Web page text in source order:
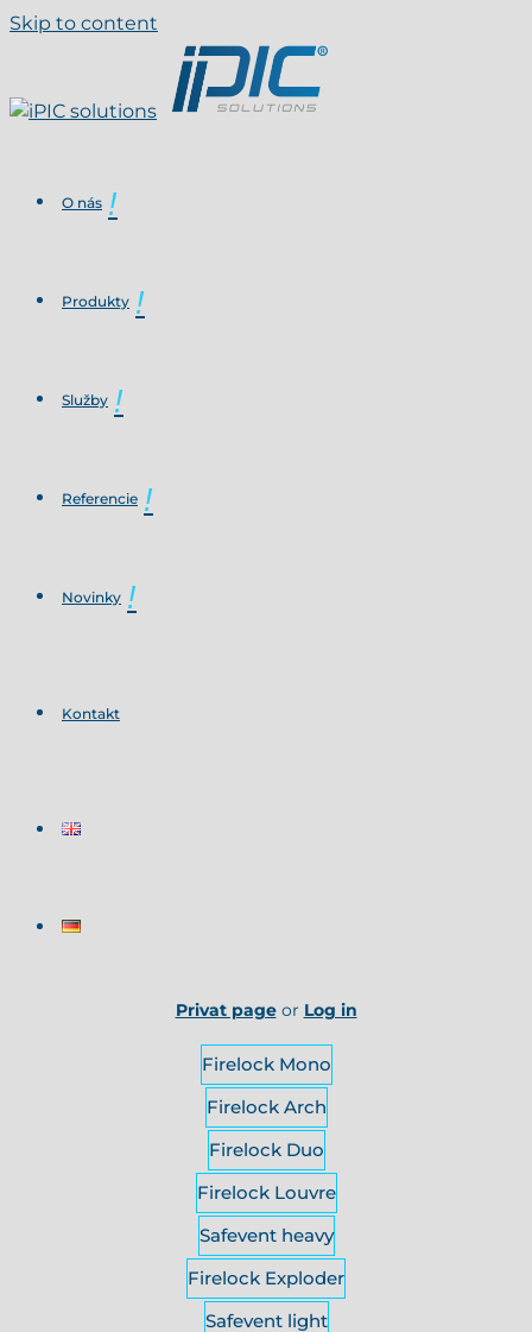
Skip to content
O nás
Produkty
Služby
Referencie
Novinky
Kontakt
Privat pageor Log in
Firelock Mono
Firelock Arch
Firelock Duo
Firelock Louvre
Safevent heavy
Firelock Exploder
Safevent light